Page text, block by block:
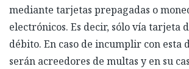
mediante tarjetas prepagadas o
electrónicos. Es decir, sólo vía tarjeta
débito. En caso de incumplir con esta
serán acreedores de multas y en su